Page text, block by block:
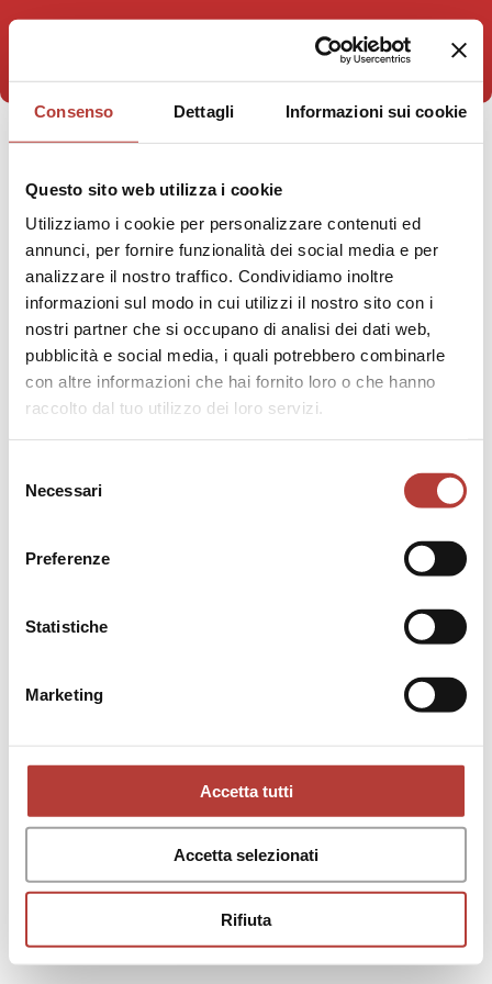
Consenso Dettagli Informazioni sui cookie
Questo sito web utilizza i cookie
Utilizziamo i cookie per personalizzare contenuti ed
annunci, per fornire funzionalità dei social media e per
analizzare il nostro traffico. Condividiamo inoltre
informazioni sul modo in cui utilizzi il nostro sito con i
nostri partner che si occupano di analisi dei dati web,
pubblicità e social media, i quali potrebbero combinarle
con altre informazioni che hai fornito loro o che hanno
raccolto dal tuo utilizzo dei loro servizi.
delNecessari
Preferenze
Statistiche
Marketing
Accetta tutti
Accetta selezionati
Rifiuta
Humboldt Books